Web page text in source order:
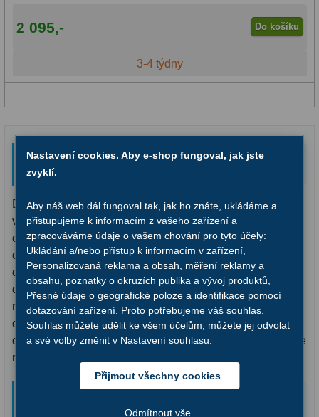
SII2
Barevné66
Barlow 3x
Barlow 4x3
Barlow 5x8
Převracecí4
Hledáčky28
Optické hledáčky15
Red Dot hledáčky6
Sluneční hledáčky3
2 095,- Do košíku
3-4 týdny
Divadelní dalekohledy - elegance a
preciznost pro každou příležitost
Divadelní dalekohledy jsou ideálním společníkem pro
všechny, kteří chtějí plně vychutnat divadelní představení,
operu, balet nebo koncert. Tyto kompaktní a elegantní
optické přístroje umožňují přiblížit jeviště a sledovat každý
detail výrazu herců či tanečníků. Na rozdíl od velkých
dalekohledů jsou divadelní modely navrženy tak, aby byly
nenápadné, lehké a snadno přenosné. Jejich elegantní
design z nich dělá nejen praktický nástroj, ale také módní
doplněk. Vybrat si můžete z široké škály modelů lišících se
materiálem, zvětšením i optickými vlastnostmi.
Jak si vybrat správný divadelní
Nastavení cookies. Aby e-shop fungoval, jak jste
zvyklí.
Aby náš web dál fungoval tak, jak ho znáte, ukládáme a
přistupujeme k informacím z vašeho zařízení a
zpracováváme údaje o vašem chování pro tyto účely:
Ukládání a/nebo přístup k informacím v zařízení,
Personalizovaná reklama a obsah, měření reklamy a
obsahu, poznatky o okruzích publika a vývoj produktů,
Přesné údaje o geografické poloze a identifikace pomocí
dotazování zařízení. Proto potřebujeme váš souhlas.
Souhlas můžete udělit ke všem účelům, můžete jej odvolat
a své volby změnit v Nastavení souhlasu.
Přijmout všechny cookies
Odmítnout vše